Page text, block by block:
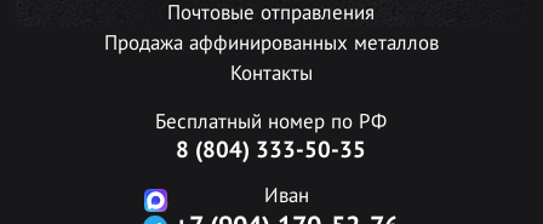
Почтовые отправления
Продажа аффинированных металлов
Контакты
Бесплатный номер по РФ
8 (804) 333-50-35
Иван